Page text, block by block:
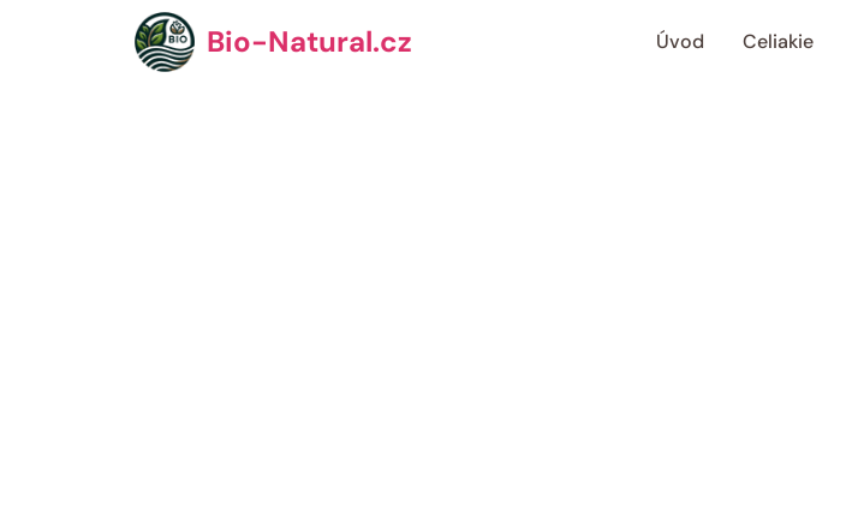
Bio-Natural.cz Úvod Celiakie